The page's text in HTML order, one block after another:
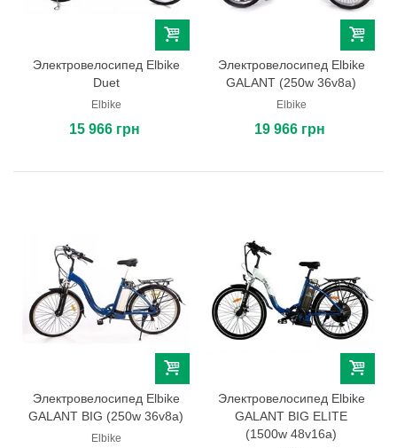
Электровелосипед Elbike
Duet
Elbike
15 966 грн
Электровелосипед Elbike
GALANT (250w 36v8a)
Elbike
19 966 грн
Электровелосипед Elbike
GALANT BIG (250w 36v8a)
Elbike
Электровелосипед Elbike
GALANT BIG ELITE
(1500w 48v16a)